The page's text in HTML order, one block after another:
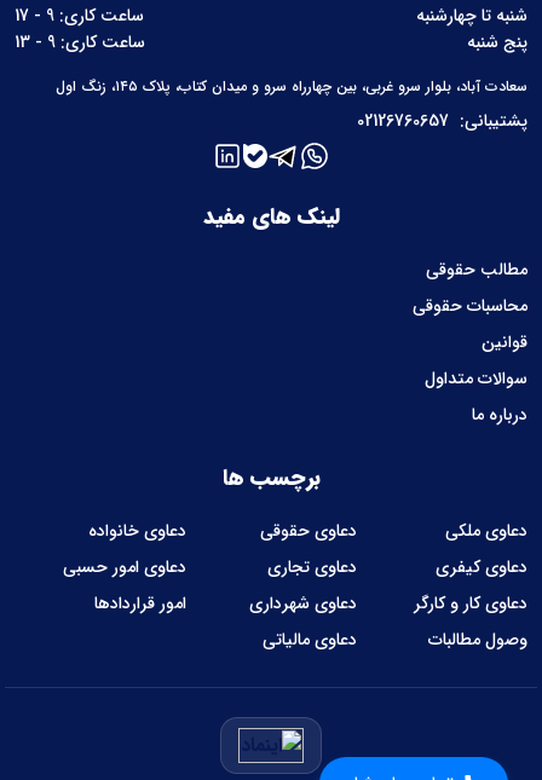
لینک های مفید
مطالب حقوقی
محاسبات حقوقی
قوانین
سوالات متداول
درباره ما
برچسب ها
دعاوی ملکی دعاوی حقوقی
دعاوی خانواده
دعاوی کیفری
دعاوی تجاری
دعاوی امور حسبی
دعاوی کار و کارگر
دعاوی شهرداری
امور قراردادها
وصول مطالبات
دعاوی مالیاتی
شنبه تا چهارشنبه
ساعت کاری: 9 - 17
پنج شنبه
ساعت کاری: 9 - 13
سعادت آباد، بلوار سرو غربی، بین چهارراه سرو و میدان کتاب، پلاک ۱۴۵، زنگ اول
پشتیبانی: 02126760657